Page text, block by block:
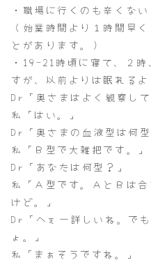
・職場に行くのも辛くな
（始業時間より１時間早
とがあります。）
・19-21時頃に寝て、２
すが、以前よりは眠れるよ
Dr「奥さまはよく観察し
私「はい。」
Dr「奥さまの血液型は何型
私「Ｂ型で大雑把です。」
Dr「あなたは何型？」
私「Ａ型です。ＡとＢは
けど。」
Dr「へぇー詳しいね。で
ょ。」
私「まぁそうですね。」